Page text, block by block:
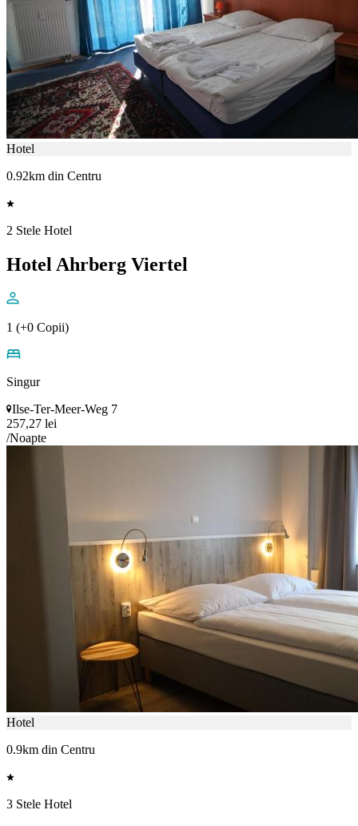
Hotel
0.92km din Centru
2 Stele Hotel
Hotel Ahrberg Viertel
1 (+0 Copii)
Singur
Ilse-Ter-Meer-Weg 7
257,27 lei
/Noapte
Hotel
0.9km din Centru
3 Stele Hotel